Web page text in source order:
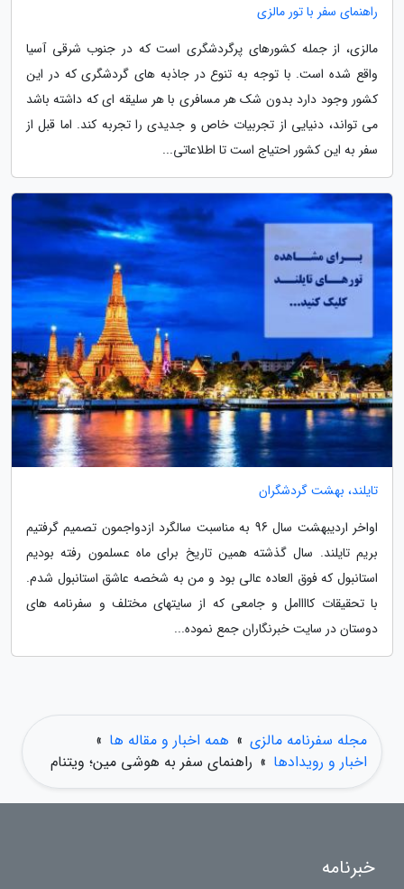
راهنمای سفر با تور مالزی
مالزی، از جمله کشورهای پرگردشگری است که در جنوب شرقی آسیا
واقع شده است. با توجه به تنوع در جاذبه های گردشگری که در این
کشور وجود دارد بدون شک هر مسافری با هر سلیقه ای که داشته باشد
می تواند، دنیایی از تجربیات خاص و جدیدی را تجربه کند. اما قبل از
سفر به این کشور احتیاج است تا اطلاعاتی...
تایلند، بهشت گردشگران
اواخر اردیبهشت سال 96 به مناسبت سالگرد ازدواجمون تصمیم گرفتیم
بریم تایلند. سال گذشته همین تاریخ برای ماه عسلمون رفته بودیم
استانبول که فوق العاده عالی بود و من به شخصه عاشق استانبول شدم.
با تحقیقات کاااامل و جامعی که از سایتهای مختلف و سفرنامه های
دوستان در سایت خبرنگاران جمع نموده...
مجله سفرنامه مالزی » همه اخبار و مقاله ها »
اخبار و رویدادها » راهنمای سفر به هوشی مین؛ ویتنام
خبرنامه